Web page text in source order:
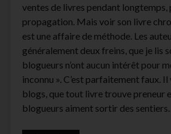
ventes de livres pendant
propagation. Mais voir son livre
est une affaire de méthode. Les
généralement deux freins, que je lis
blogueurs n’ont aucun intérêt pour
inconnu ». C’est parfaitement faux.
blogs, que tout livre trouve preneur
blogueurs aiment sortir des